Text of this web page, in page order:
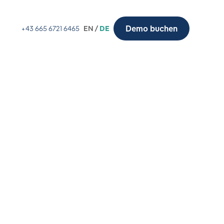
+43 665 6721 6465 EN / DE Demo buchen